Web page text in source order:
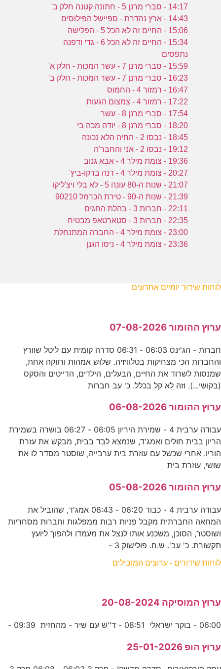
14:17 - סברי מרנן 5 - חתונה קטנה חלק ב'
14:43 - ארץ נהדרת - ספיישל הפילוסים
15:06 - החיים זה לא הכל 5 - הפלישה
15:34 - החיים זה לא הכל 6 - גדי ודפנה
נתפסים
15:59 - סברי מרנן 7 - עשר המכות - חלק א'
16:23 - סברי מרנן 7 - עשר המכות - חלק ב'
16:47 - רמזור 4 - החמוס
17:22 - רמזור 4 - צמצום הגעות
17:54 - סברי מרנן 8 - עשר
18:20 - סברי מרנן 8 - יודה מכה בי
18:45 - נבסו 2 - החיה הלא נכונה
19:12 - נבסו 2 - אני והחבר'ה
19:36 - צומת מילר 4 - אבא גנוב
20:27 - צומת מילר 4 - דנה ברקו-ביץ'
21:07 - שנות ה-80 עונה 5 - לא בלי ויצ'ליקו
21:39 - שנות ה-90 - טירת הכרמל 90210
22:11 - חברות 3 - בהלת החגים
22:35 - חברות 3 - סטארטאפ מבטיח
23:00 - צומת מילר 4 - החברה המתנחלת
23:36 - צומת מילר 4 - ניסו הגנן
לוחות שידור יומיים אחרונים
ערוץ ההומור 07-08-2026
חברות - הג'ינס 06:03 - 06:31 סדרה קומית עם ליטל שוורץ
והחברות הכי מצחיקות בטלוויזיה. שלוש אמהות ורווקה אחת,
שמנסות לשרוד את החיים, הבעלים, הילדים, הדייטים והסקס
(בקושי...). וזה לא קל בכלל. כ' עב חברות
ערוץ ההומור 06-08-2026
עבודה ערבית 4 - שמירת היריון 06:05 - 06:27 בושרה בשמירת
הריון בבית חולים ואמג'ד, שנמצא לבד בבית, מבקש את עזרת
הוריו. אחרי שכשל עם עוזרת בית ערבייה, שוסטר מסדר לו את
שושי, עוזרת בית
ערוץ ההומור 05-08-2026
עבודה ערבית 4 - כבוד 06:20 - 06:43 אמג'ד, שהוביל את
המחאה החברתית מקבל פניות רבות ממפלגות וחברות מסחריות
ושוסטר, הסוכן, משכנע אותו לנצל את מעמדו ולהפוך ליועץ
תקשורת. כ' עב'. ש.ח. פולישוק 3 -
לוחות שידורים - ערוצים המובילים
ערוץ המוסיקה 20-08-2024
06:00 - בוקר ישראלי 08:51 - ד''ש עם שיר - מהחזית 09:39 -
ערוץ הופ 25-01-2026